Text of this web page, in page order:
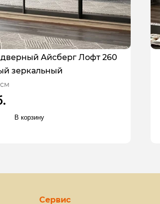
Айсберг Лофт 260
зеркальный
В корзину
Сервис